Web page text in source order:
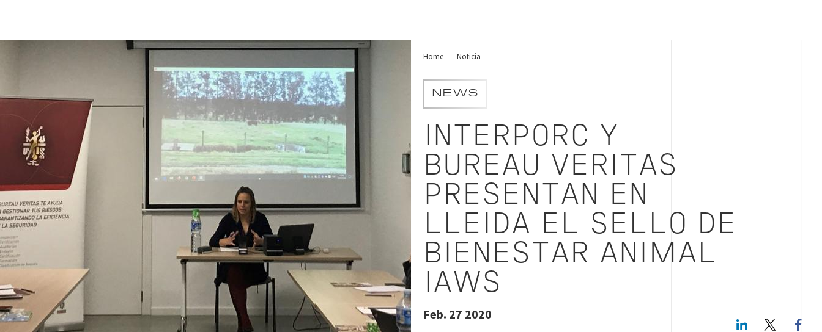
Home Noticia
NEWS
INTERPORC Y
BUREAU VERITAS
PRESENTAN EN
LLEIDA EL SELLO DE
BIENESTAR ANIMAL
IAWS
Feb. 27 2020
LinkedIn